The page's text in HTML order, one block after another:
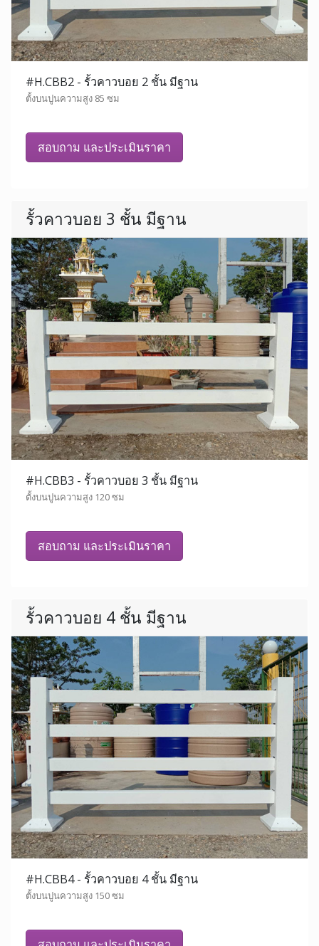
#H.CBB2 - รั้วคาวบอย 2 ชั้น มีฐาน
ตั้งบนปูนความสูง 85 ซม
สอบถาม และประเมินราคา
รั้วคาวบอย 3 ชั้น มีฐาน
#H.CBB3 - รั้วคาวบอย 3 ชั้น มีฐาน
ตั้งบนปูนความสูง 120 ซม
สอบถาม และประเมินราคา
รั้วคาวบอย 4 ชั้น มีฐาน
#H.CBB4 - รั้วคาวบอย 4 ชั้น มีฐาน
ตั้งบนปูนความสูง 150 ซม